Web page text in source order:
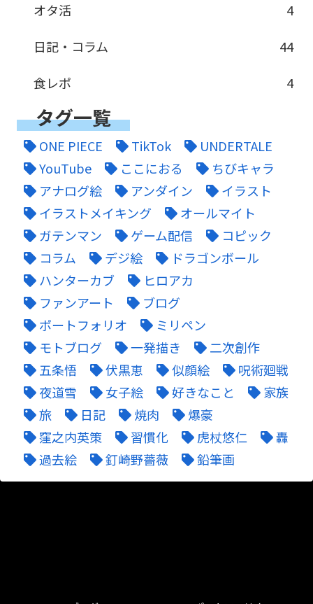
オタ活
4
日記・コラム
44
食レポ
4
タグ一覧
ONE PIECE TikTok
UNDERTALE
YouTube
ここにおる
ちびキャラ
アナログ絵
アンダイン
イラスト
イラストメイキング
オールマイト
ガテンマン
ゲーム配信
コピック
コラム
デジ絵
ドラゴンボール
ハンターカブ
ヒロアカ
ファンアート
ブログ
ポートフォリオ
ミリペン
モトブログ
一発描き
二次創作
五条悟
伏黒恵 似顔絵
呪術廻戦
夜道雪
女子絵 好きなこと
家族
旅
日記 焼肉
爆豪
窪之内英策
習慣化 虎杖悠仁
轟
過去絵
釘崎野薔薇 鉛筆画